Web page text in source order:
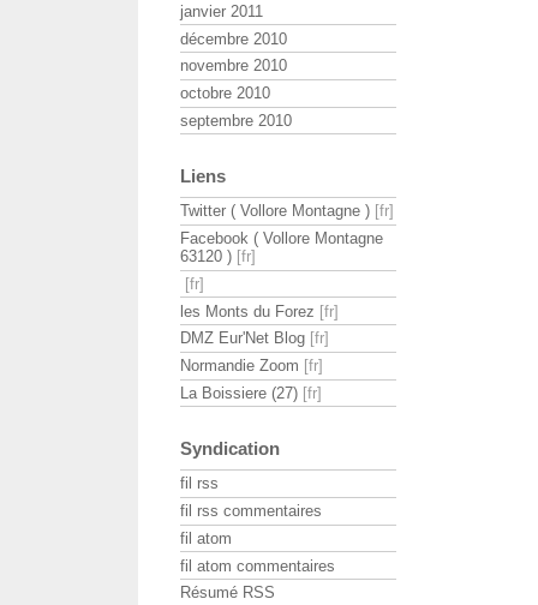
janvier 2011
décembre 2010
novembre 2010
octobre 2010
septembre 2010
Liens
Twitter ( Vollore Montagne )
Facebook ( Vollore Montagne
63120 )
les Monts du Forez
DMZ Eur'Net Blog
Normandie Zoom
La Boissiere (27)
Syndication
fil rss
fil rss commentaires
fil atom
fil atom commentaires
Résumé RSS